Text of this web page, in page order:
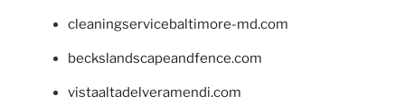
cleaningservicebaltimore-md.com
beckslandscapeandfence.com
vistaaltadelveramendi.com